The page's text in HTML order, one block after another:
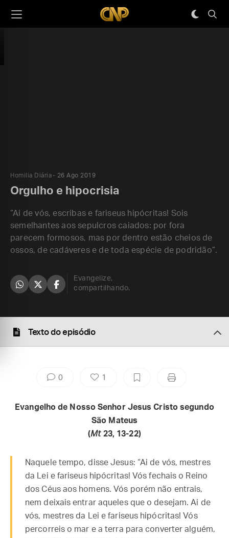
Homilia Diária 26 Ago 2019
Orgulho e hipocrisia
“Ai de vós, escribas e fariseus hipócritas! Sois
semelhantes aos sepulcros caiados: por fora
parecem formosos, mas por dentro estão cheios de
ossos, de cadáveres e de toda espécie de podridão”.
Evangelize,
compartilhando.
Texto do episódio
0 1
Evangelho de Nosso Senhor Jesus Cristo segundo
São Mateus
(Mt 23, 13-22)
Naquele tempo, disse Jesus: “Ai de vós, mestres
da Lei e fariseus hipócritas! Vós fechais o Reino
dos Céus aos homens. Vós porém não entrais,
nem deixais entrar aqueles que o desejam. Ai de
vós, mestres da Lei e fariseus hipócritas! Vós
percorreis o mar e a terra para converter alguém,